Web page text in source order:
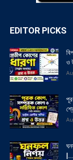
EDITOR PICKS
ও
|...